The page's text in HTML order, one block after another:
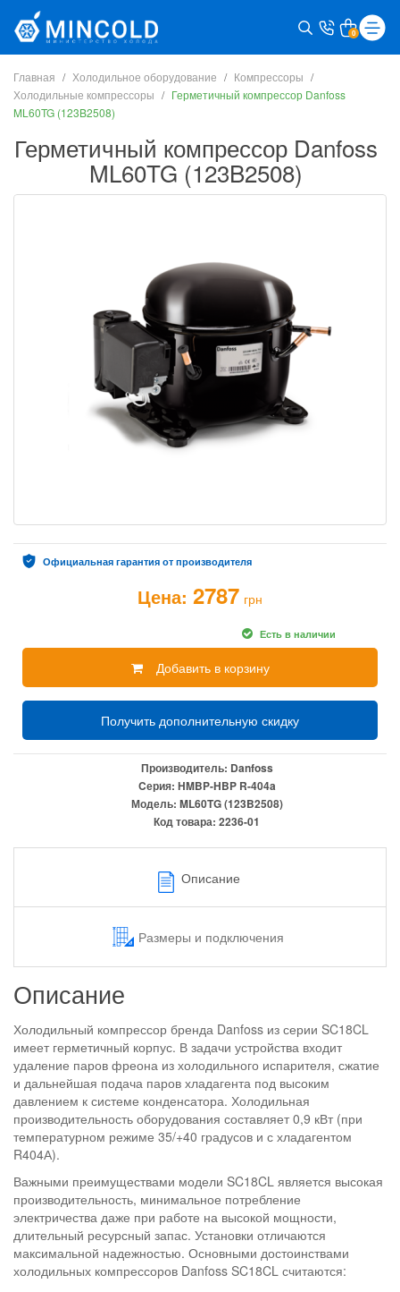
0
Главная Холодильное оборудование
Компрессоры
Холодильные компрессоры
Герметичный компрессор Danfoss
ML60TG (123B2508)
Герметичный компрессор Danfoss
ML60TG (123B2508)
Официальная гарантия от производителя
Цена: 2787 грн
Есть в наличии
Добавить в корзину
Получить дополнительную скидку
Производитель: Danfoss
Cерия: HMBP-HBP R-404a
Модель: ML60TG (123B2508)
Код товара: 2236-01
Описание
Размеры и подключения
Описание
Холодильный компрессор бренда Danfoss из серии SC18CL
имеет герметичный корпус. В задачи устройства входит
удаление паров фреона из холодильного испарителя, сжатие
и дальнейшая подача паров хладагента под высоким
давлением к системе конденсатора. Холодильная
производительность оборудования составляет 0,9 кВт (при
температурном режиме 35/+40 градусов и с хладагентом
R404А).
Важными преимуществами модели SC18CL является высокая
производительность, минимальное потребление
электричества даже при работе на высокой мощности,
длительный ресурсный запас. Установки отличаются
максимальной надежностью. Основными достоинствами
холодильных компрессоров Danfoss SC18CL считаются: